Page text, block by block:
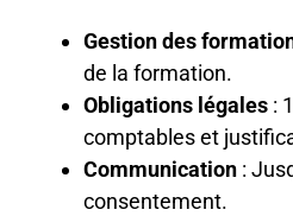
Gestion des
de la formation.
Obligations légales:
comptables et
Communication:
consentement.